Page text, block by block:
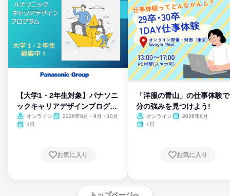
【大学1・2年生対象】パナソニ
ックキャリアデザインプログラ
ム
オンライン
2026年8月・9月・10月
1日
お気に入り
「洋服の青山」の仕事体験
分の強みを見つけよう!
オンライン
2026年8月
1日
お気に入り